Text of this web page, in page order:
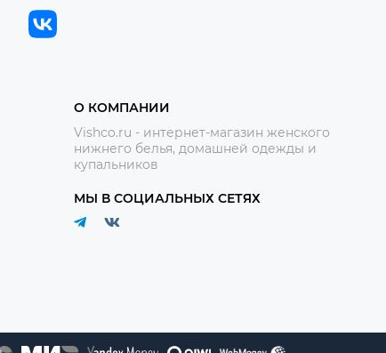
О КОМПАНИИ
Vishco.ru - интернет-магазин женского
нижнего белья, домашней одежды и
купальников
МЫ В СОЦИАЛЬНЫХ СЕТЯХ